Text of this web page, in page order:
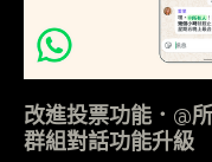
改進投票功能．
群組對話功能升級